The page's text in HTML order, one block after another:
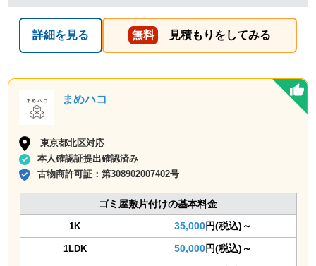
詳細を見る 無料 見積もりをしてみる
まめハコ
東京都北区対応
本人確認証提出確認済み
古物商許可証：第308902007402号
ゴミ屋敷片付けの基本料金
1K 35,000円(税込)～
1LDK 50,000円(税込)～